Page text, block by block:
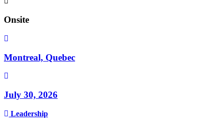
Onsite
Montreal, Quebec
July 30, 2026
Leadership